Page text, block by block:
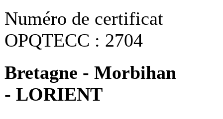
Numéro de certificat
OPQTECC : 2704
Bretagne - Morbihan
- LORIENT